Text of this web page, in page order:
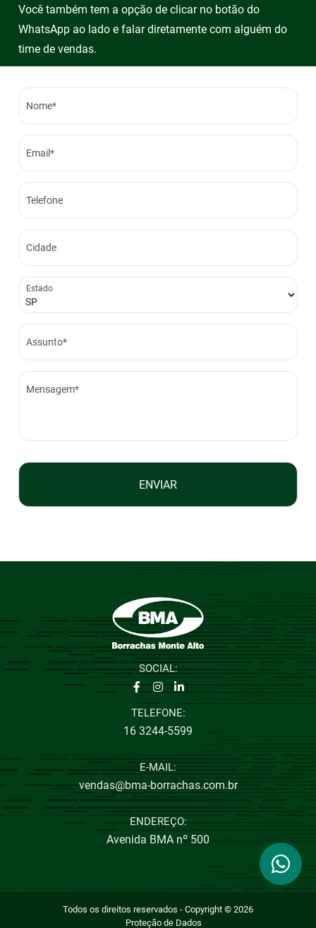
Você também tem a opção de clicar no botão do
WhatsApp ao lado e falar diretamente com alguém do
time de vendas.
Nome*
Email*
Telefone
Cidade
Estado
Assunto*
Mensagem*
SOCIAL:
TELEFONE:
16 3244-5599
E-MAIL:
vendas@bma-borrachas.com.br
ENDEREÇO:
Avenida BMA nº 500
Todos os direitos reservados - Copyright © 2026
Proteção de Dados